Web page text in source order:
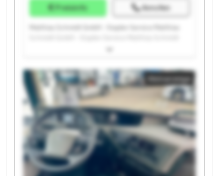
Preisinfo Anrufen
GmbH - Stapler-Service Matthias Schmidt GmbH -
Service Matthias Schmidt GmbH - Stapler-Service
Matthias Schmidt GmbH - Stapler-Service Matthias
Schmidt GmbH - Stapler-Service Matthias Schmidt
GmbH - Stapler-Service Matthias Schmidt GmbH -
Stapler-Service Matthias Schmidt GmbH - Stapler-
Service Matthias Schmidt GmbH - Stapler-Service
Matthias Schmidt GmbH - Stapler-Service Matthias
Schmidt GmbH - Stapler-Service Matthias Schmidt
GmbH - Stapler-Service Matthias Schmidt GmbH -
Stapler-Service Matthias Schmidt GmbH - Stapler-
Service Matthias Schmidt GmbH - Stapler-Service
Kleinanzeige